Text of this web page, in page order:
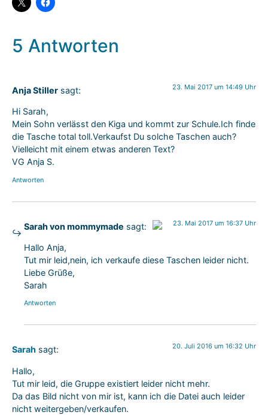
5 Antworten
Anja Stiller sagt: 23. Mai 2017 um 14:49 Uhr
Hi Sarah,
Mein Sohn verlässt den Kiga und kommt zur Schule.Ich finde
die Tasche total toll.Verkaufst Du solche Taschen auch?
Vielleicht mit einem etwas anderen Text?
VG Anja S.
Antworten
Sarah von mommymade sagt:
Das „Echte-Person“-Abzeichen!
Anti-Spam von CleanTalk
23. Mai 2017 um 16:37 Uhr
Hallo Anja,
Tut mir leid,nein, ich verkaufe diese Taschen leider nicht.
Liebe Grüße,
Sarah
Antworten
Sarah sagt: 20. Juli 2016 um 16:32 Uhr
Hallo,
Tut mir leid, die Gruppe existiert leider nicht mehr.
Da das Bild nicht von mir ist, kann ich die Datei auch leider
nicht weitergeben/verkaufen.